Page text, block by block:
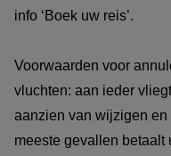
info ‘Boek uw reis’.
Voorwaarden voor
vluchten: aan ieder
aanzien van wijzigen
meeste gevallen betaalt